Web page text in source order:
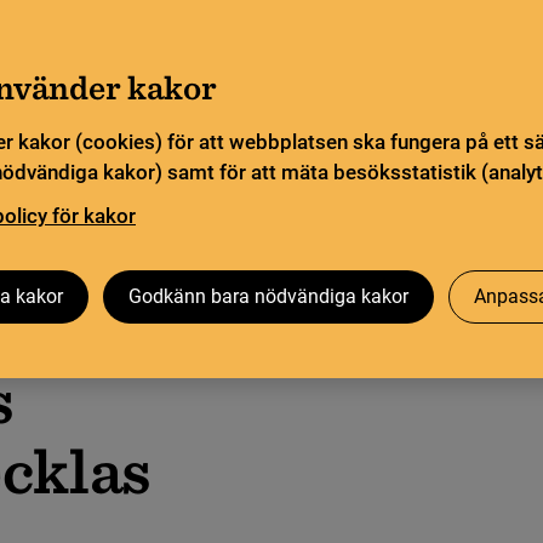
kakor
kakor (cookies) för att webbplatsen ska fungera på ett
kakor) samt för att mäta besöksstatistik
för kakor
kakor Godkänn bara nödvändiga kakor
Pliktleverans och ISBN
Öppen vetenskap Biblioteksutveckling